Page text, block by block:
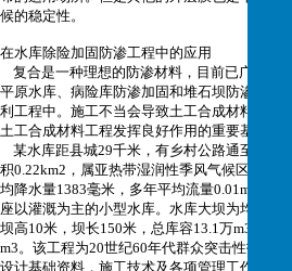
候的稳定性。
在水库除险加固防渗工程中的应用
复合是一种理想的防渗材料，目前已广泛应
平原水库、病险库防渗加固和堆石坝防渗等水
利工程中。施工不当会导致土工合成材料功能
土工合成材料工程发挥良好作用的重要基础。
某水库距县城29千米，有乡村公路通至坝顶
积0.22km2，属亚热带湿润性季风气候区，当地
均降水量1383毫米，多年平均流量0.01m3/s，
座以灌溉为主的小型水库。水库大坝为均质土
坝高10米，坝长150米，总库容13.1万m3，兴
m3。该工程为20世纪60年代群众突击性投劳兴
设计基础资料，施工技术及各项管理工作滞后